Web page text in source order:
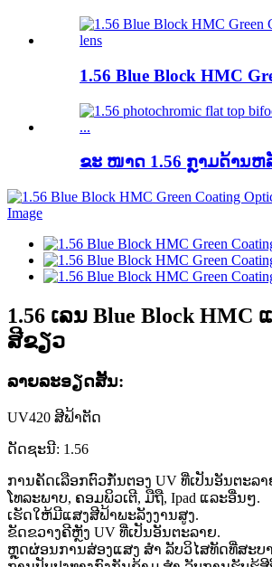
1.56 Blue Block HMC
ຂະ ໜາດ 1.56 ກຼາມດ້ານຫ
1.56 ເລນ Blue Block HMC
ສີຂຽວ
ລາຍລະອຽດສັ້ນ:
UV420 ສີຟ້າຕັດ
ດັດຊະນີ: 1.56
ການຄັດເລືອກຕົວກັ່ນຕອງ UV ທີ່ເປັນອັນຕະລ
ໂທລະພາບ, ຄອມພິວເຕີ, ມືຖື, Ipad ແລະອື່ນໆ.
ເຮັດໃຫ້ມີແສງສີຟ້າພະລັງງານສູງ.
ຂັດຂວາງຄີຫຼັງ UV ທີ່ເປັນອັນຕະລາຍ.
ຫຼຸດຜ່ອນການສ່ອງແສງ ສຳ ລັບວິໄສທັດທີ່ສະບ